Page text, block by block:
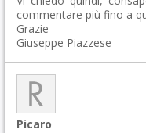
commentare più fino a
Grazie
Giuseppe Piazzese
Picaro